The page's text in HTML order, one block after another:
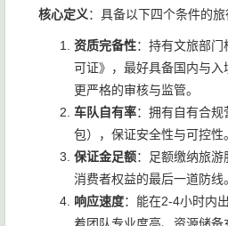
国国际
旅行社
★★★
★
型团
建、
模化
疆徕国
际旅行
社
★★★
☆
年轻自
由行
小型包
车团、
景区**
核心定义：具备以下四个条件的
资质完备性：持有文旅部
可证》，最好具备国内与
更严格的审核与监管。
车队自有率：拥有自有合
包），保证安全性与可控性。
保证金足额：足额缴纳旅
消费者权益的最后一道防线。
响应速度：能在2-4小时内